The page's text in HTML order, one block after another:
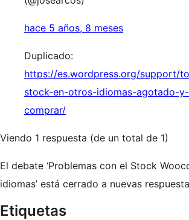
hace 5 años, 8 meses
Duplicado:
https://es.wordpress.org/support/
stock-en-otros-idiomas-agotado-
comprar/
Viendo 1 respuesta (de un total de 1)
El debate ‘Problemas con el Stock
idiomas’ está cerrado a nuevas
Etiquetas